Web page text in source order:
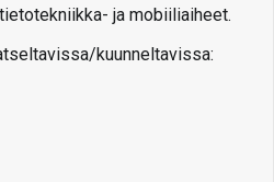
ja mobiiliaiheet.
kuunneltavissa: